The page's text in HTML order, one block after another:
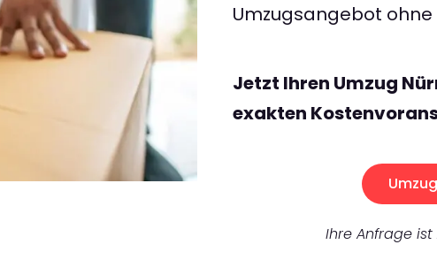
Umzugsangebot
Jetzt Ihren Umzug
exakten
Ihre Anfrage ist